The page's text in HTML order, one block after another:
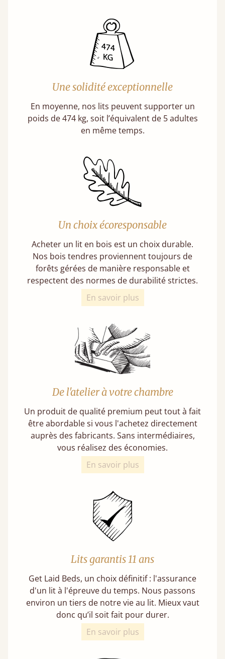
Une solidité exceptionnelle
En moyenne, nos lits peuvent supporter un
poids de 474 kg, soit l’équivalent de 5 adultes
en même temps.
Un choix écoresponsable
Acheter un lit en bois est un choix durable.
Nos bois tendres proviennent toujours de
forêts gérées de manière responsable et
respectent des normes de durabilité strictes.
En savoir plus
De l'atelier à votre chambre
Un produit de qualité premium peut tout à fait
être abordable si vous l'achetez directement
auprès des fabricants. Sans intermédiaires,
vous réalisez des économies.
En savoir plus
Lits garantis 11 ans
Get Laid Beds, un choix définitif : l'assurance
d'un lit à l'épreuve du temps. Nous passons
environ un tiers de notre vie au lit. Mieux vaut
donc qu’il soit fait pour durer.
En savoir plus